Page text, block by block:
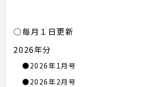
○毎月１日更新
2026年分
●2026年1月号
●2026年2月号